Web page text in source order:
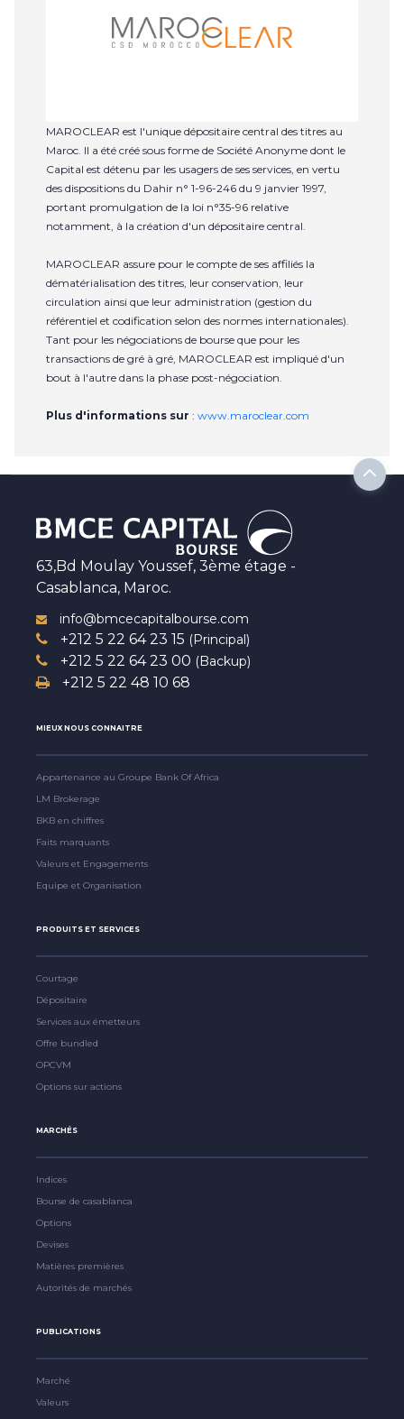
MAROCLEAR est l'unique dépositaire central des titres au
Maroc. Il a été créé sous forme de Société Anonyme dont le
Capital est détenu par les usagers de ses services, en vertu
des dispositions du Dahir n° 1-96-246 du 9 janvier 1997,
portant promulgation de la loi n°35-96 relative
notamment, à la création d'un dépositaire central.
MAROCLEAR assure pour le compte de ses affiliés la
dématérialisation des titres, leur conservation, leur
circulation ainsi que leur administration (gestion du
référentiel et codification selon des normes internationales).
Tant pour les négociations de bourse que pour les
transactions de gré à gré, MAROCLEAR est impliqué d'un
bout à l'autre dans la phase post-négociation.
Plus d'informations sur : www.maroclear.com
63,Bd Moulay Youssef, 3ème étage -
Casablanca, Maroc.
info@bmcecapitalbourse.com
+212 5 22 64 23 15 (Principal)
+212 5 22 64 23 00 (Backup)
+212 5 22 48 10 68
MIEUX NOUS CONNAITRE
Appartenance au Groupe Bank Of Africa
LM Brokerage
BKB en chiffres
Faits marquants
Valeurs et Engagements
Equipe et Organisation
PRODUITS ET SERVICES
Courtage
Dépositaire
Services aux émetteurs
Offre bundled
OPCVM
Options sur actions
MARCHÉS
Indices
Bourse de casablanca
Options
Devises
Matières premières
Autorités de marchés
PUBLICATIONS
Marché
Valeurs